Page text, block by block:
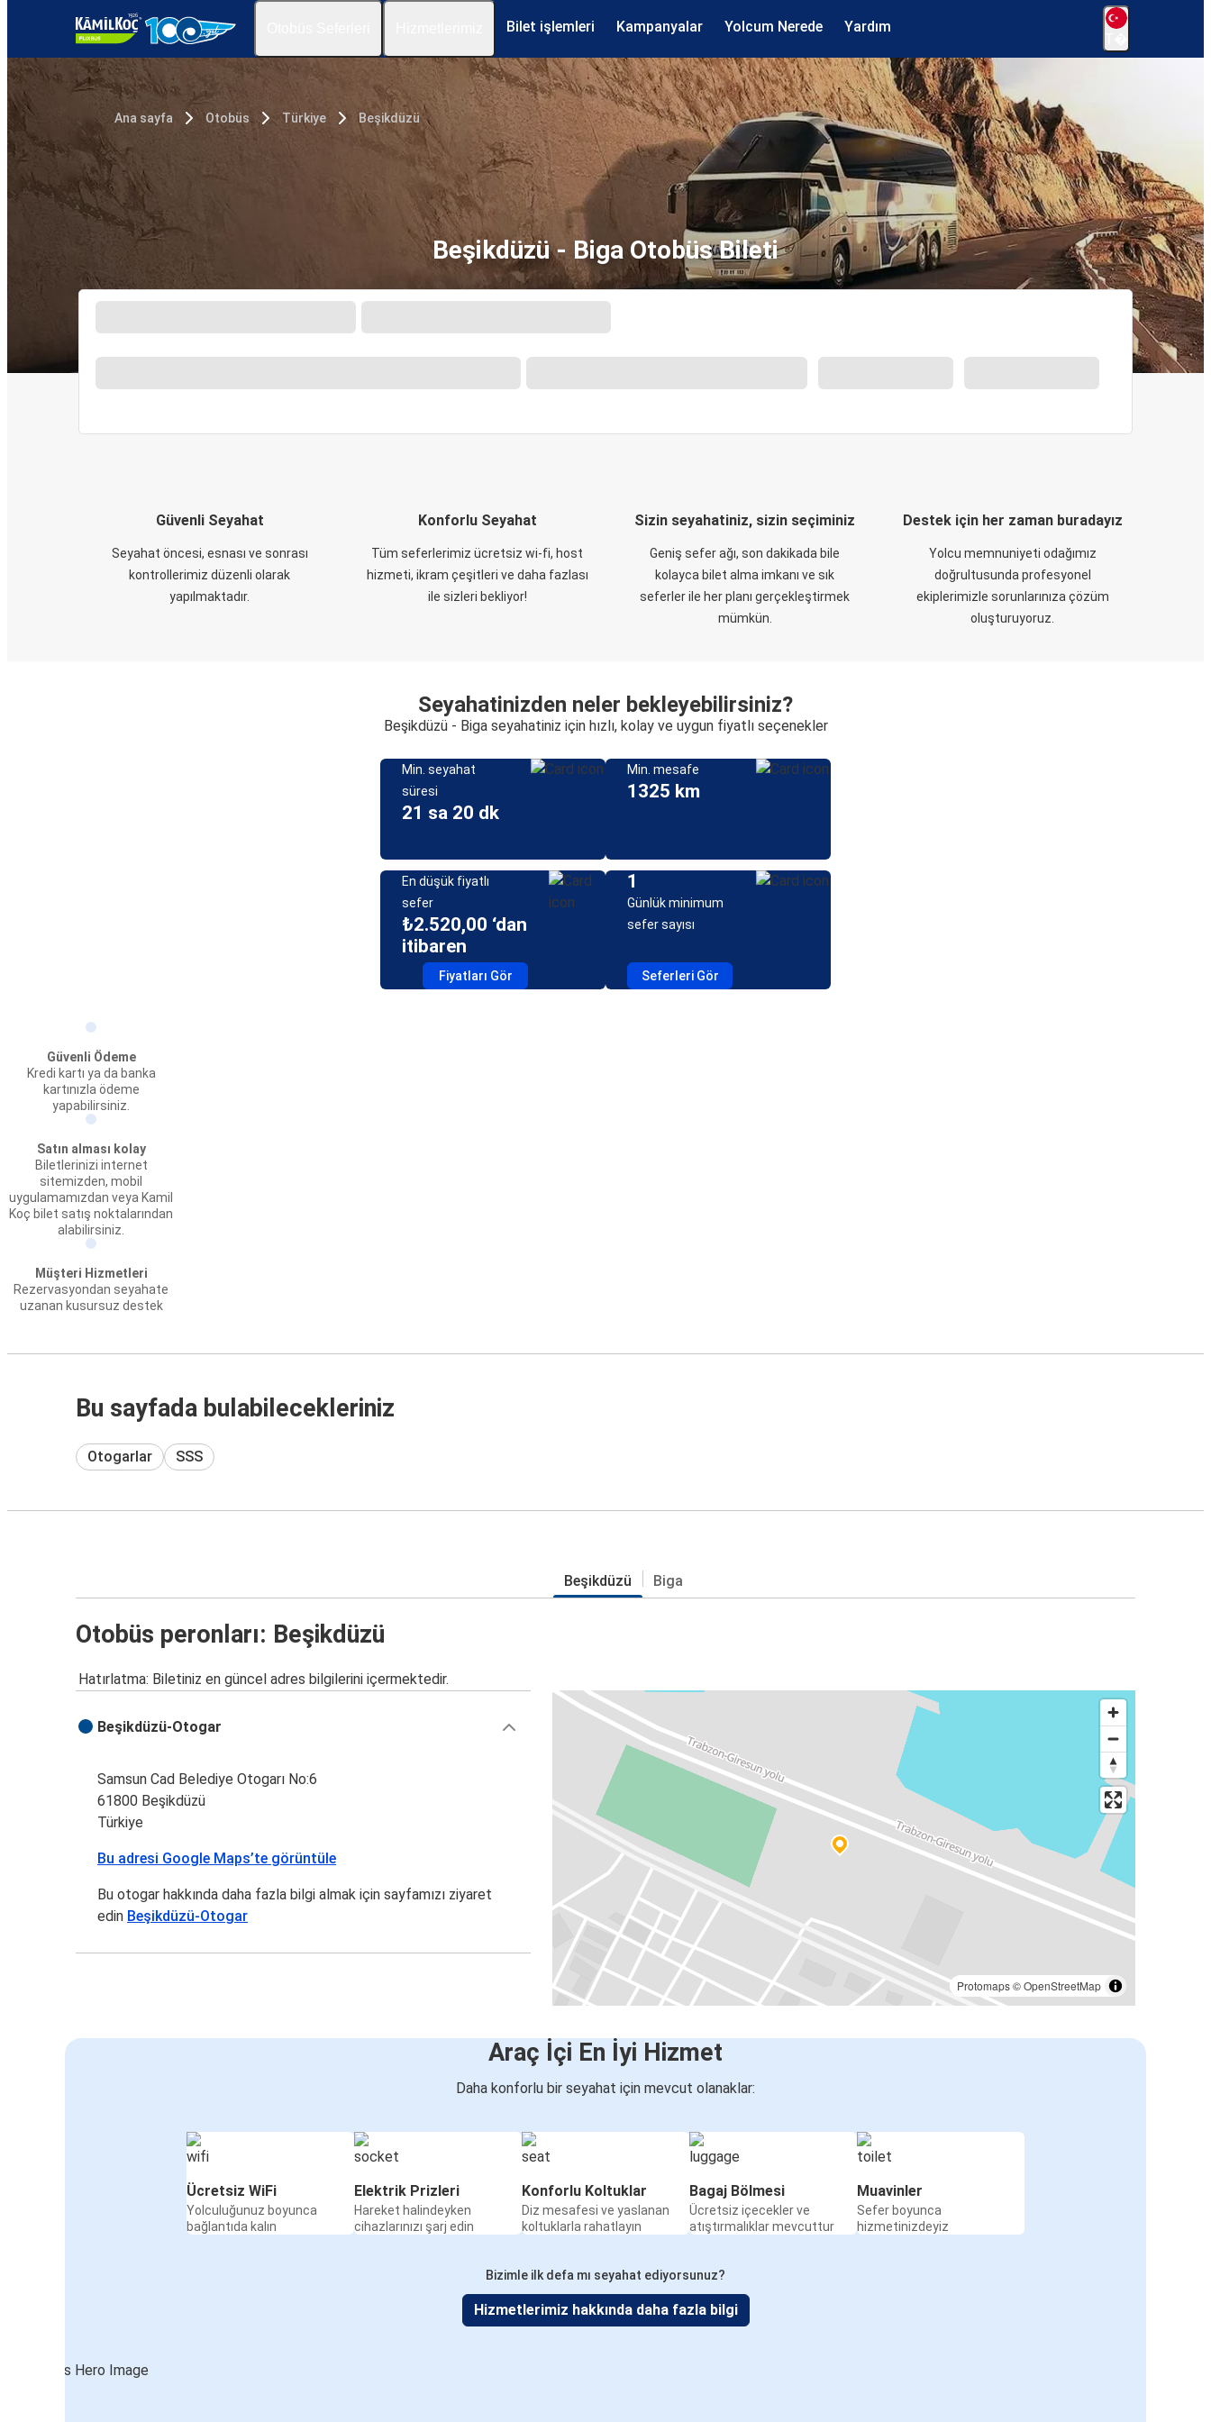
Bilet işlemleri Kampanyalar Yolcum Nerede Yardım
Ana sayfa Otobüs Türkiye Beşikdüzü
Beşikdüzü - Biga Otobüs Bileti
Güvenli Seyahat
Seyahat öncesi, esnası ve sonrası
kontrollerimiz düzenli olarak
yapılmaktadır.
Konforlu Seyahat
Tüm seferlerimiz ücretsiz wi-fi, host
hizmeti, ikram çeşitleri ve daha fazlası
ile sizleri bekliyor!
Sizin seyahatiniz, sizin seçiminiz
Geniş sefer ağı, son dakikada bile
kolayca bilet alma imkanı ve sık
seferler ile her planı gerçekleştirmek
mümkün.
Destek için her zaman buradayız
Yolcu memnuniyeti odağımız
doğrultusunda profesyonel
ekiplerimizle sorunlarınıza çözüm
oluşturuyoruz.
Seyahatinizden neler bekleyebilirsiniz?
Beşikdüzü - Biga seyahatiniz için hızlı, kolay ve uygun fiyatlı seçenekler
Min. seyahat
süresi
21 sa 20 dk
Min. mesafe
1325 km
En düşük fiyatlı
sefer
₺2.520,00 ‘dan
itibaren
Fiyatları Gör
1
Günlük minimum
sefer sayısı
Seferleri Gör
Güvenli Ödeme
Kredi kartı ya da banka
kartınızla ödeme
yapabilirsiniz.
Satın alması kolay
Biletlerinizi internet
sitemizden, mobil
uygulamamızdan veya Kamil
Koç bilet satış noktalarından
alabilirsiniz.
Müşteri Hizmetleri
Rezervasyondan seyahate
uzanan kusursuz destek
Bu sayfada bulabilecekleriniz
Otogarlar SSS
Beşikdüzü Biga
Otobüs peronları: Beşikdüzü
Hatırlatma: Biletiniz en güncel adres bilgilerini içermektedir.
Protomaps©OpenStreetMap
Beşikdüzü-Otogar
Samsun Cad Belediye Otogarı No:6
61800 Beşikdüzü
Türkiye
Bu adresi Google Maps’te görüntüle
Bu otogar hakkında daha fazla bilgi almak için sayfamızı ziyaret
edin Beşikdüzü-Otogar
Araç İçi En İyi Hizmet
Daha konforlu bir seyahat için mevcut olanaklar:
Ücretsiz WiFi
Yolculuğunuz boyunca
bağlantıda kalın
Elektrik Prizleri
Hareket halindeyken
cihazlarınızı şarj edin
Konforlu Koltuklar
Diz mesafesi ve yaslanan
koltuklarla rahatlayın
Bagaj Bölmesi
Ücretsiz içecekler ve
atıştırmalıklar mevcuttur
Muavinler
Sefer boyunca
hizmetinizdeyiz
Bizimle ilk defa mı seyahat ediyorsunuz?
Hizmetlerimiz hakkında daha fazla bilgi